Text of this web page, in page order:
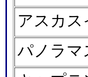
アスカス
パノラマ